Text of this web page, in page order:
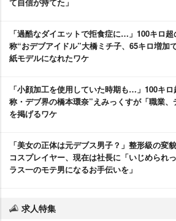
「過酷なダイエットで拒食症に…」100キロ超
称“おデブアイドル”大橋ミチ子、65キロ増加
紙モデルになれたワケ
「小顔加工を使用していた時期も…」100キロ
称・デブ界の橋本環奈”えみっくすが「職業、
を掲げるワケ
「美女の正体は元デブス男子？」整形級の変
コスプレイヤー、現在は社長に「いじめられ
ラス一のモテ男になるお手伝いを」
求人特集